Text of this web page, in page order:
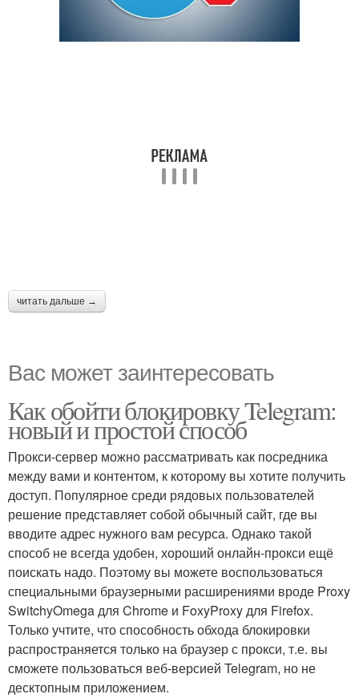
читать дальше →
Вас может заинтересовать
Как обойти блокировку Telegram:
новый и простой способ
Прокси-сервер можно рассматривать как посредника
между вами и контентом, к которому вы хотите получить
доступ. Популярное среди рядовых пользователей
решение представляет собой обычный сайт, где вы
вводите адрес нужного вам ресурса. Однако такой
способ не всегда удобен, хороший онлайн-прокси ещё
поискать надо. Поэтому вы можете воспользоваться
специальными браузерными расширениями вроде Proxy
SwitchyOmega для Chrome и FoxyProxy для Firefox.
Только учтите, что способность обхода блокировки
распространяется только на браузер с прокси, т.е. вы
сможете пользоваться веб-версией Telegram, но не
десктопным приложением.